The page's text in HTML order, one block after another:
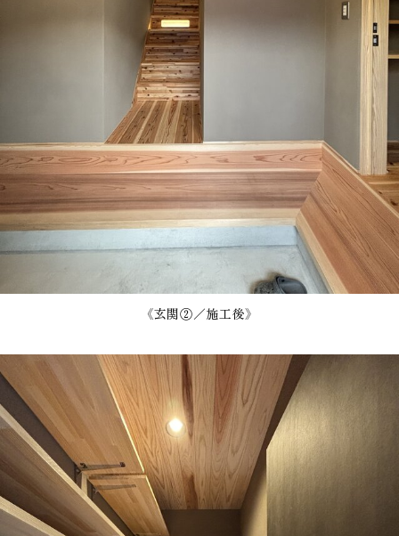
《玄関②／施工後》